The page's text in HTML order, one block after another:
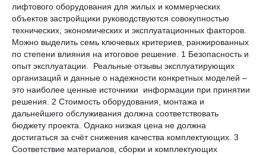
лифтового оборудования для жилых и коммерческих
объектов застройщики руководствуются совокупностью
технических, экономических и эксплуатационных факторов.
Можно выделить семь ключевых критериев, ранжированных
по степени влияния на итоговое решение. 1 Безопасность и
опыт эксплуатации. Реальные отзывы эксплуатирующих
организаций и данные о надежности конкретных моделей –
это наиболее ценные источники информации при принятии
решения. 2 Стоимость оборудования, монтажа и
дальнейшего обслуживания должна соответствовать
бюджету проекта. Однако низкая цена не должна
достигаться за счёт снижения качества комплектующих. 3
Соответствие материалов, сборки и комплектующих